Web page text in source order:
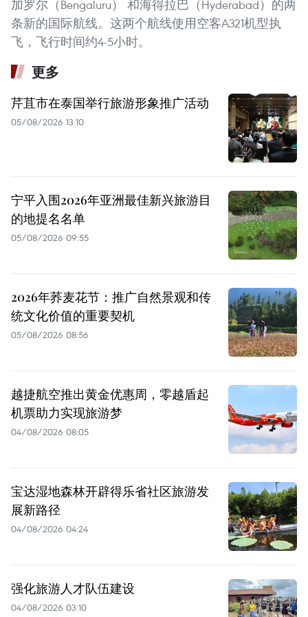
加罗尔（Bengaluru） 和海得拉巴（Hyderabad）的两
条新的国际航线。这两个航线使用空客A321机型执
飞，飞行时间约4-5小时。
更多
芹苴市在泰国举行旅游形象推广活动
05/08/2026 13:10
宁平入围2026年亚洲最佳新兴旅游目
的地提名名单
05/08/2026 09:55
2026年荞麦花节：推广自然景观和传
统文化价值的重要契机
05/08/2026 08:56
越捷航空推出黄金优惠周，零越盾起
机票助力实现旅游梦
04/08/2026 08:05
宝达湿地森林开辟得乐省社区旅游发
展新路径
04/08/2026 04:24
强化旅游人才队伍建设
04/08/2026 03:10